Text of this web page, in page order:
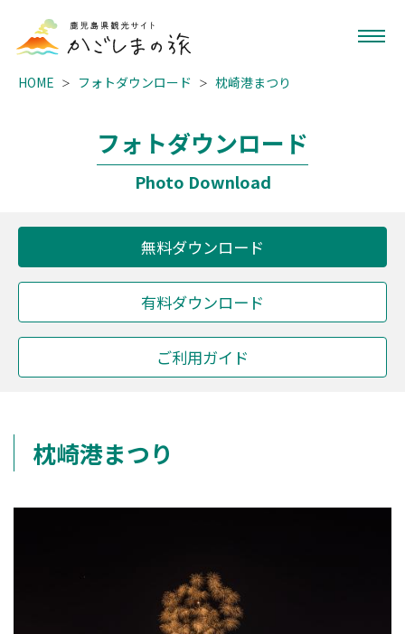
HOME フォトダウンロード 枕崎港まつり
フォトダウンロード
Photo Download
無料ダウンロード
有料ダウンロード
ご利用ガイド
枕崎港まつり